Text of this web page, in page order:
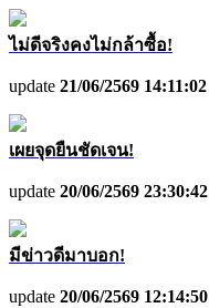
ไม่ดีจริงคงไม่กล้าซื้อ!
update 21/06/2569 14:11:02
เผยจุดยืนชัดเจน!
update 20/06/2569 23:30:42
มีข่าวดีมาบอก!
update 20/06/2569 12:14:50